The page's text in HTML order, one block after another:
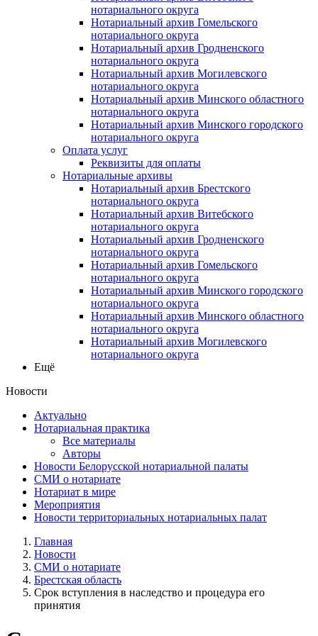
нотариального округа
Нотариальный архив Гомельского
нотариального округа
Нотариальный архив Гродненского
нотариального округа
Нотариальный архив Могилевского
нотариального округа
Нотариальный архив Минского областного
нотариального округа
Нотариальный архив Минского городского
нотариального округа
Оплата услуг
Реквизиты для оплаты
Нотариальные архивы
Нотариальный архив Брестского
нотариального округа
Нотариальный архив Витебского
нотариального округа
Нотариальный архив Гродненского
нотариального округа
Нотариальный архив Гомельского
нотариального округа
Нотариальный архив Минского городского
нотариального округа
Нотариальный архив Минского областного
нотариального округа
Нотариальный архив Могилевского
нотариального округа
Ещё
Новости
Актуально
Нотариальная практика
Все материалы
Авторы
Новости Белорусской нотариальной палаты
СМИ о нотариате
Нотариат в мире
Мероприятия
Новости территориальных нотариальных палат
Главная
Новости
СМИ о нотариате
Брестская область
Срок вступления в наследство и процедура его
принятия